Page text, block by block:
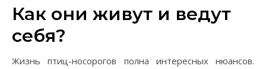
Как они живут и ведут
себя?
Жизнь птиц-носорогов полна интересных нюансов.